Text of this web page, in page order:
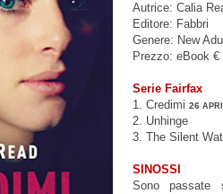
Autrice: Calia
Editore: Fabbri
Genere: New
Prezzo: eBook €
Serie Fairfax
1. Credimi 26
2. Unhinge
3. The Silent
SINOSSI
Sono passate